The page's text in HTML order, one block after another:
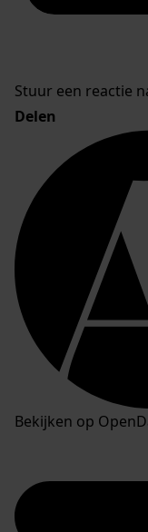
Stuur een reactie
Delen
Bekijken op